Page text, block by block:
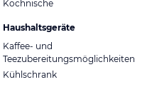
Kochnische
Haushaltsgeräte
Kaffee- und
Teezubereitungsmöglichkeiten
Kühlschrank